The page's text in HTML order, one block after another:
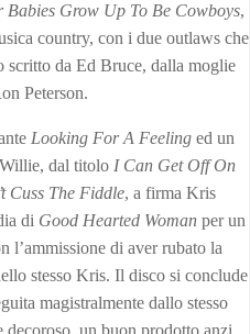
Babies Grow Up To Be Cowboys,
country, con i due outlaws che
scritto da Ed Bruce, dalla moglie
Peterson.
Looking For A Feelinged un
dal titolo I Can Get Off On
Cuss The Fiddle, a firma Kris
di Good Hearted Womanper un
l’ammissione di aver rubato la
stesso Kris. Il disco si conclude
magistralmente dallo stesso
un buon prodotto anzi,